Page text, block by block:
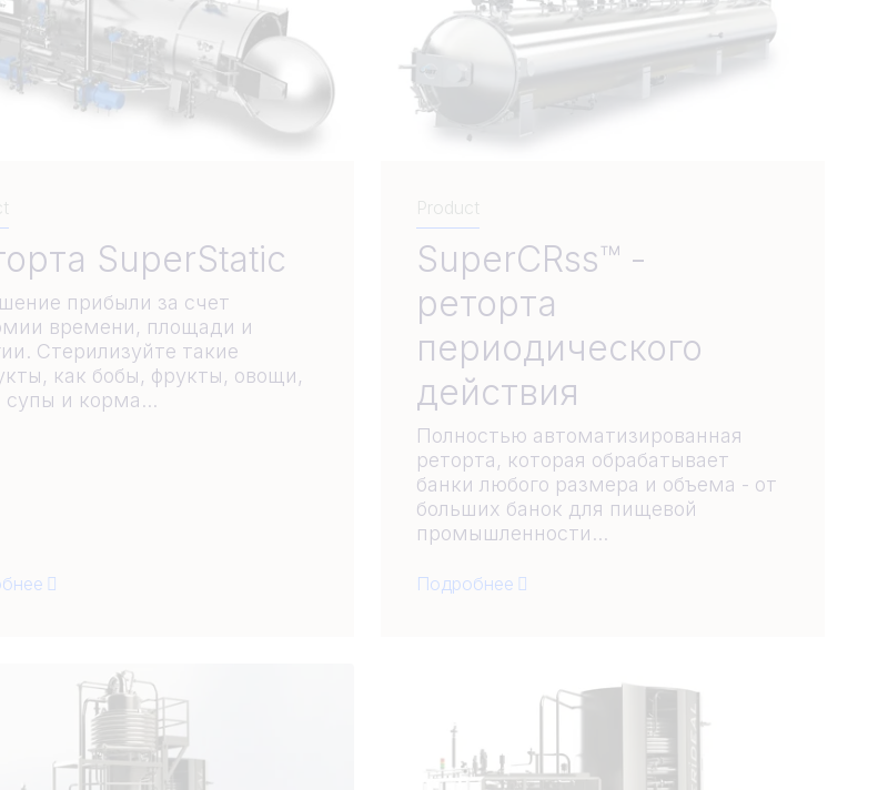
SuperStatic
прибыли за счет
времени, площади и
Стерилизуйте такие
как бобы, фрукты, овощи,
супы и корма...
Product
SuperCRss™ -
реторта
периодического
действия
Полностью автоматизированная
реторта, которая обрабатывает
банки любого размера и объема - от
больших банок для пищевой
промышленности...
Подробнее